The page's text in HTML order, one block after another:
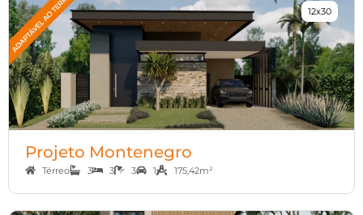
12x30
Projeto Montenegro
Térreo 3 3 3 1 175,42m²